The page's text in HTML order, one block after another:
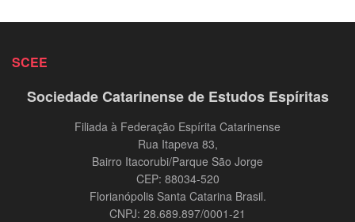
SCEE
Sociedade Catarinense de Estudos Espíritas
Filiada à Federação Espírita Catarinense
Rua Itapeva 83,
Bairro Itacorubi/Parque São Jorge
CEP: 88034-520
Florianópolis Santa Catarina Brasil.
CNPJ: 28.689.897/0001-21